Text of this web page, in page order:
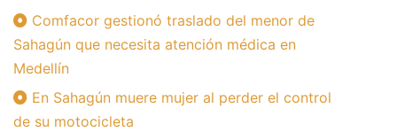
Comfacor gestionó traslado del menor de
Sahagún que necesita atención médica en
Medellín
En Sahagún muere mujer al perder el control
de su motocicleta